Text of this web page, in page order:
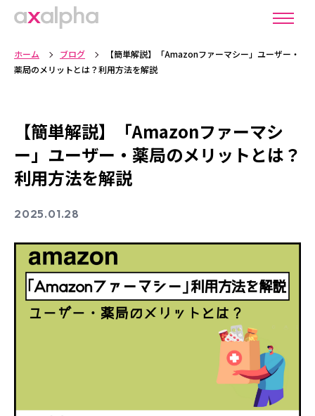
ホーム ブログ
【簡単解説】「Amazonファーマシー」ユーザー・
薬局のメリットとは？利用方法を解説
【簡単解説】「Amazonファーマシ
ー」ユーザー・薬局のメリットとは？
利用方法を解説
2025.01.28